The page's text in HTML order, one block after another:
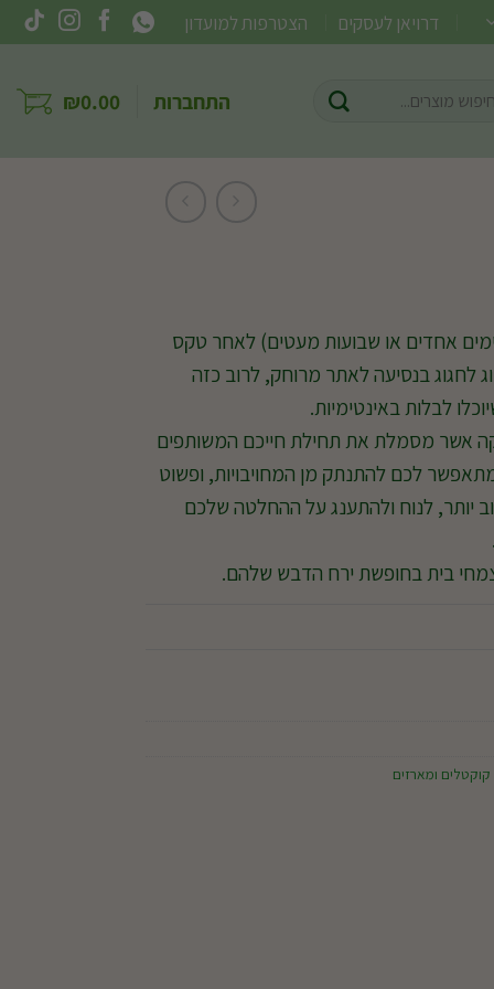
דרויאן לעסקים הצטרפות למועדון
התחברות ₪0.00
אחדים או שבועות מעטים) לאחר טקס
לחגוג בנסיעה לאתר מרוחק, לרוב כזה
לבלות באינטימיות.
אשר מסמלת את תחילת חייכם המשותפים
לכם להתנתק מן המחויבויות, ופשוט
יותר, לנוח ולהתענג על ההחלטה שלכם
בית בחופשת ירח הדבש שלהם.
קוקטלים ומארזים